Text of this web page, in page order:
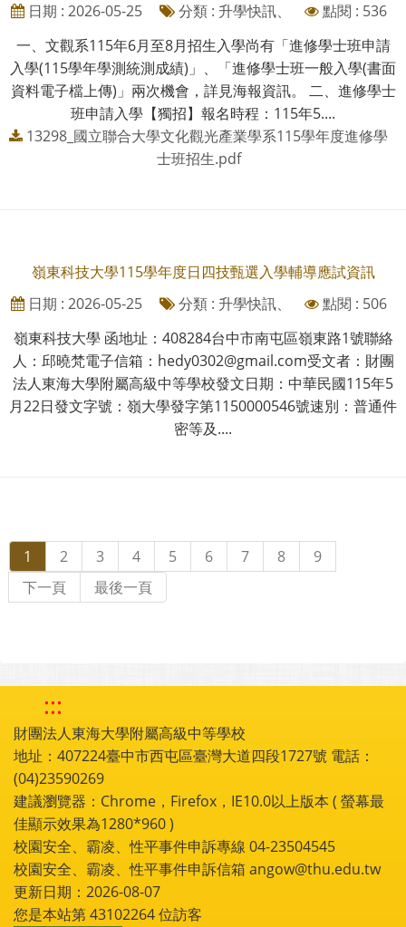
日期 : 2026-05-25
分類 : 升學快訊、
點閱 : 536
一、文觀系115年6月至8月招生入學尚有「進修學士班申請
入學(115學年學測統測成績)」、「進修學士班一般入學(書面
資料電子檔上傳)」兩次機會，詳見海報資訊。 二、進修學士
班申請入學【獨招】報名時程：115年5....
13298_國立聯合大學文化觀光產業學系115學年度進修學
士班招生.pdf
嶺東科技大學115學年度日四技甄選入學輔導應試資訊
日期 : 2026-05-25
分類 : 升學快訊、
點閱 : 506
嶺東科技大學 函地址：408284台中市南屯區嶺東路1號聯絡
人：邱曉梵電子信箱：hedy0302@gmail.com受文者：財團
法人東海大學附屬高級中等學校發文日期：中華民國115年5
月22日發文字號：嶺大學發字第1150000546號速別：普通件
密等及....
1 2 3 4 5 6 7 8
9
下一頁
最後一頁
:::
財團法人東海大學附屬高級中等學校
地址：407224臺中市西屯區臺灣大道四段1727號 電話：
(04)23590269
建議瀏覽器：Chrome，Firefox，IE10.0以上版本 ( 螢幕最
佳顯示效果為1280*960 )
校園安全、霸凌、性平事件申訴專線 04-23504545
校園安全、霸凌、性平事件申訴信箱 angow@thu.edu.tw
更新日期：2026-08-07
您是本站第43102264位訪客